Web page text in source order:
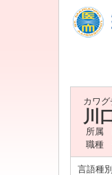
カワ
川
所属
職種
言語種別